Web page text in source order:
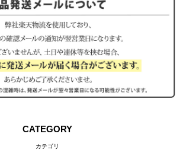
CATEGORY
カテゴリ